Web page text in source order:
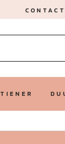
CONTACT
TIENER